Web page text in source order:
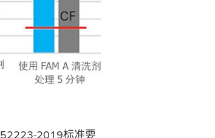
2019标准要